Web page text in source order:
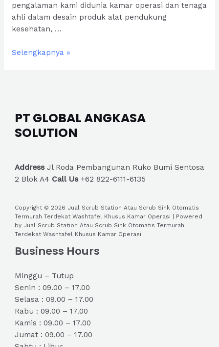
pengalaman kami didunia kamar operasi dan tenaga
ahli dalam desain produk alat pendukung
kesehatan, …
Produsen
Selengkapnya »
PT GLOBAL ANGKASA
SOLUTION
AddressJl Roda Pembangunan Ruko Bumi Sentosa
2 Blok A4 Call Us+62 822-6111-6135
Copyright © 2026 Jual Scrub Station Atau Scrub Sink Otomatis
Termurah Terdekat Washtafel Khusus Kamar Operasi | Powered
by Jual Scrub Station Atau Scrub Sink Otomatis Termurah
Terdekat Washtafel Khusus Kamar Operasi
Business Hours
Minggu – Tutup
Senin : 09.00 – 17.00
Selasa : 09.00 – 17.00
Rabu : 09.00 – 17.00
Kamis : 09.00 – 17.00
Jumat : 09.00 – 17.00